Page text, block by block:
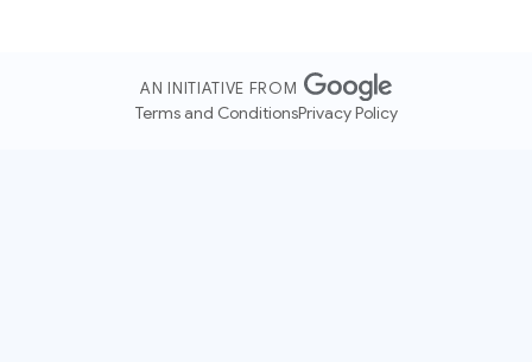
AN INITIATIVE FROM
Terms and ConditionsPrivacy Policy